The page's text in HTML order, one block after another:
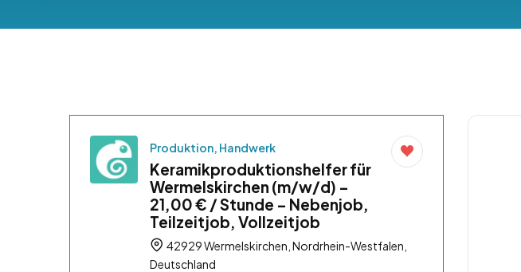
Produktion, Handwerk
Keramikproduktionshelfer für
Wermelskirchen (m/w/d) –
21,00 € / Stunde – Nebenjob,
Teilzeitjob, Vollzeitjob
42929 Wermelskirchen, Nordrhein-Westfalen,
Deutschland